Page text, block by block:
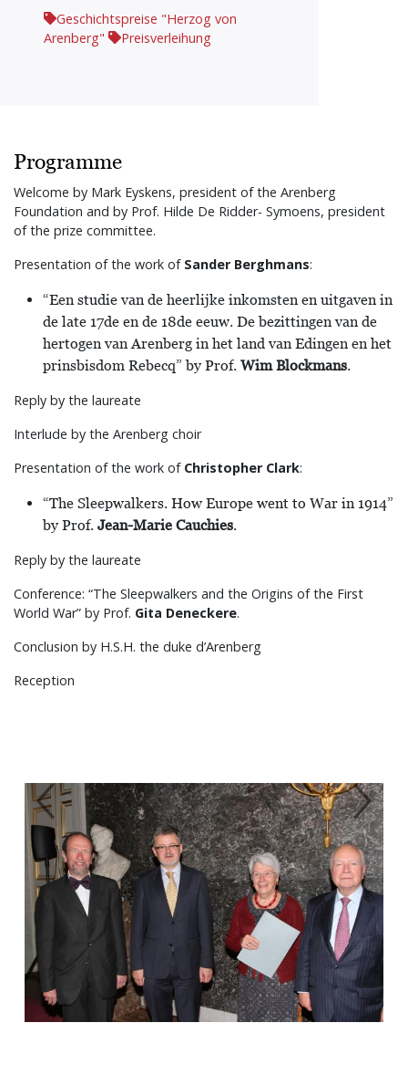
Geschichtspreise "Herzog von
Arenberg"
Preisverleihung
Programme
Welcome by Mark Eyskens, president of the Arenberg
Foundation and by Prof. Hilde De Ridder- Symoens, president
of the prize committee.
Presentation of the work of Sander Berghmans:
“Een studie van de heerlijke inkomsten en uitgaven in
de late 17de en de 18de eeuw. De bezittingen van de
hertogen van Arenberg in het land van Edingen en het
prinsbisdom Rebecq” by Prof. Wim Blockmans
Reply by the laureate
Interlude by the Arenberg choir
Presentation of the work of Christopher Clark:
“The Sleepwalkers. How Europe went to War in 1914”
by Prof. Jean-Marie Cauchies
Reply by the laureate
Conference: “The Sleepwalkers and the Origins of the First
World War” by Prof. Gita Deneckere.
Conclusion by H.S.H. the duke d’Arenberg
Reception
Previous Next